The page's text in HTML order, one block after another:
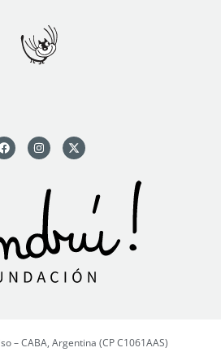
– CABA, Argentina (CP C1061AAS)